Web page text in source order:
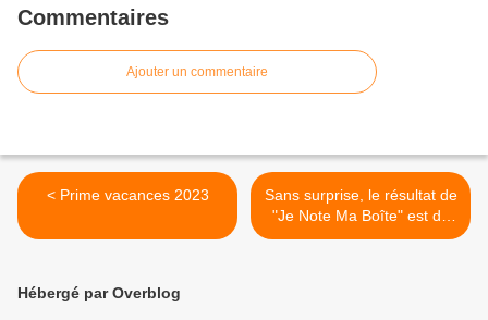
Commentaires
Ajouter un commentaire
< Prime vacances 2023
Sans surprise, le résultat de
"Je Note Ma Boîte" est de
4,09/10 >
Hébergé par Overblog